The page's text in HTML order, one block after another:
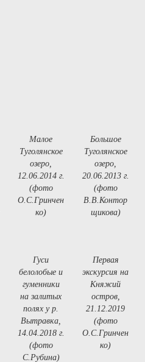
Малое
Туголянское
озеро,
12.06.2014 г.
(фото
О.С.Гринчен
ко)
Большое
Туголянское
озеро,
20.06.2013 г.
(фото
В.В.Контор
щикова)
Гуси
белолобые и
гуменники
на залитых
полях у р.
Вытравка,
14.04.2018 г.
(фото
С.Рубина)
Первая
экскурсия на
Княжий
остров,
21.12.2019
(фото
О.С.Гринчен
ко)